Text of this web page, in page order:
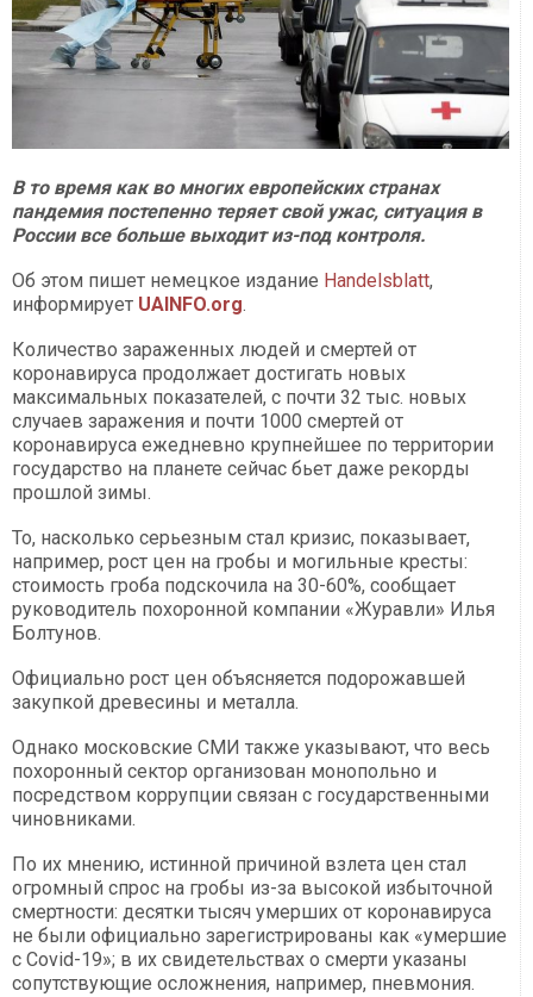
В то время как во многих европейских странах
пандемия постепенно теряет свой ужас, ситуация в
России все больше выходит из-под контроля.
Об этом пишет немецкое издание Handelsblatt,
информирует UAINFO.org.
Количество зараженных людей и смертей от
коронавируса продолжает достигать новых
максимальных показателей, с почти 32 тыс. новых
случаев заражения и почти 1000 смертей от
коронавируса ежедневно крупнейшее по территории
государство на планете сейчас бьет даже рекорды
прошлой зимы.
То, насколько серьезным стал кризис, показывает,
например, рост цен на гробы и могильные кресты:
стоимость гроба подскочила на 30-60%, сообщает
руководитель похоронной компании «Журавли» Илья
Болтунов.
Официально рост цен объясняется подорожавшей
закупкой древесины и металла.
Однако московские СМИ также указывают, что весь
похоронный сектор организован монопольно и
посредством коррупции связан с государственными
чиновниками.
По их мнению, истинной причиной взлета цен стал
огромный спрос на гробы из-за высокой избыточной
смертности: десятки тысяч умерших от коронавируса
не были официально зарегистрированы как «умершие
с Covid-19»; в их свидетельствах о смерти указаны
сопутствующие осложнения, например, пневмония.